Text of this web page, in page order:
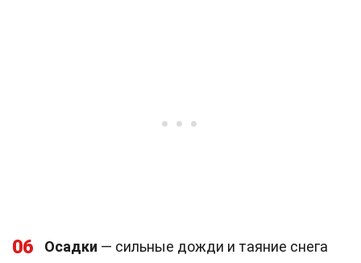
06 Осадки — сильные дожди и таяние снега